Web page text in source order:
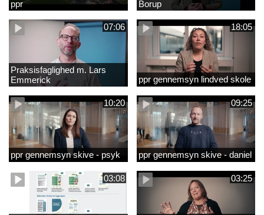
ppr
Borup
07:06
Praksisfaglighed m. Lars
Emmerick
18:05
ppr gennemsyn lindved skole
10:20
ppr gennemsyn skive - psyk
09:25
ppr gennemsyn skive - daniel
03:08 03:25